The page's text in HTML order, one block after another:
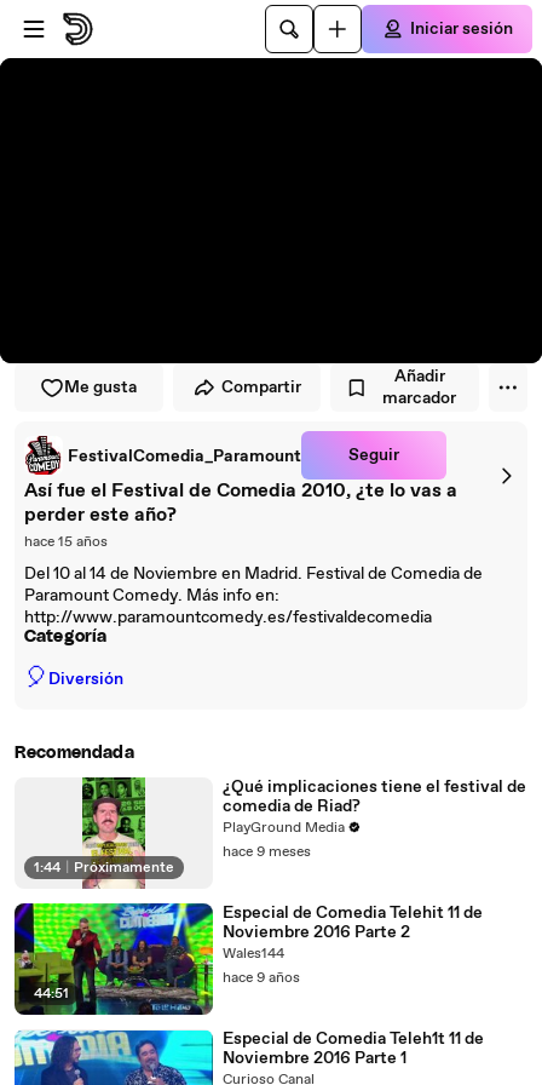
Saltar al reproductor
Saltar al contenido principal
Iniciar sesión
Me gusta Compartir
Añadir
marcador
FestivalComedia_Paramount Seguir
Así fue el Festival de Comedia 2010, ¿te lo vas a
perder este año?
hace 15 años
Del 10 al 14 de Noviembre en Madrid. Festival de Comedia de
Paramount Comedy. Más info en:
http://www.paramountcomedy.es/festivaldecomedia
Categoría
🎈 Diversión
Recomendada
1:44 Próximamente
¿Qué implicaciones tiene el festival de
comedia de Riad?
PlayGround Media
hace 9 meses
44:51
Especial de Comedia Telehit 11 de
Noviembre 2016 Parte 2
Wales144
hace 9 años
Especial de Comedia Teleh1t 11 de
Noviembre 2016 Parte 1
Curioso Canal